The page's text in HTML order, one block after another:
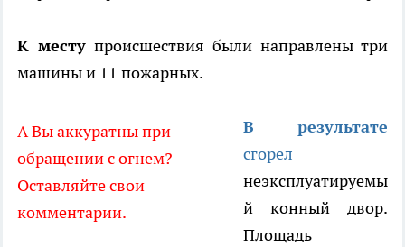
К месту происшествия были направлены три
машины и 11 пожарных.
А Вы аккуратны при
обращении с огнем?
Оставляйте свои
комментарии.
В результате
сгорел
неэксплуатируемы
й конный двор.
Площадь